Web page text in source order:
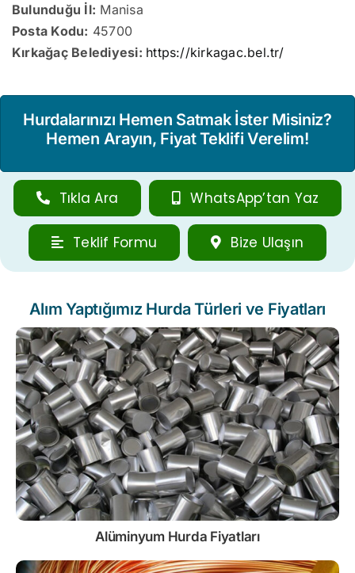
Bulunduğu İl: Manisa
Posta Kodu: 45700
Kırkağaç Belediyesi: https://kirkagac.bel.tr/
Hurdalarınızı Hemen Satmak İster Misiniz?
Hemen Arayın, Fiyat Teklifi Verelim!
Tıkla Ara WhatsApp’tan Yaz
Teklif Formu Bize Ulaşın
Alım Yaptığımız Hurda Türleri ve Fiyatları
Alüminyum Hurda Fiyatları